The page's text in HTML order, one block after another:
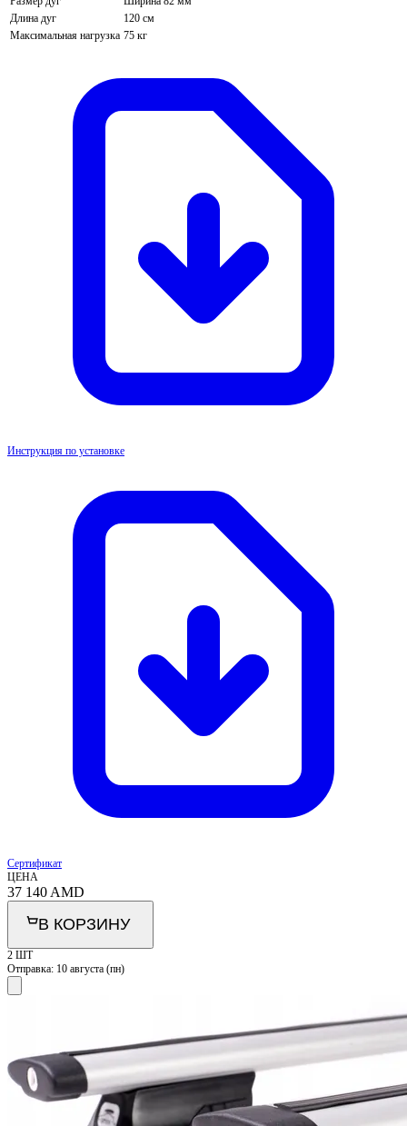
Длина дуг
120 см
Максимальная нагрузка 75 кг
Инструкция по установке
Сертификат
ЦЕНА
37 140 AMD
В КОРЗИНУ
2 ШТ
Отправка: 10 августа (пн)